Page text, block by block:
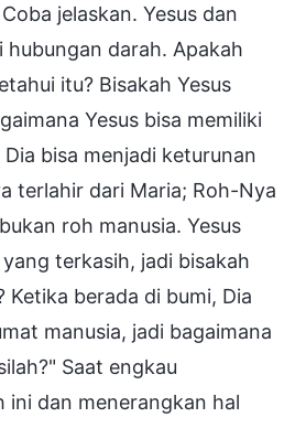
jelaskan. Yesus dan
hubungan darah. Apakah
itu? Bisakah Yesus
Yesus bisa memiliki
bisa menjadi keturunan
terlahir dari Maria; Roh-Nya
roh manusia. Yesus
terkasih, jadi bisakah
Ketika berada di bumi, Dia
manusia, jadi bagaimana
Saat engkau
ini dan menerangkan hal